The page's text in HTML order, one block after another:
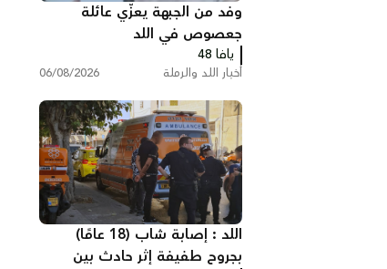
وفد من الجبهة يعزّي عائلة
جعصوص في اللد
يافا 48
أخبار اللد والرملة 06/08/2026
اللد : إصابة شاب (18 عامًا)
بجروح طفيفة إثر حادث بين